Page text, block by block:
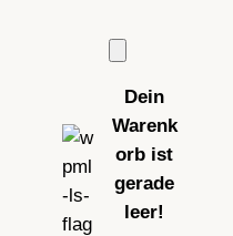
Dein
Warenk
orb ist
gerade
leer!